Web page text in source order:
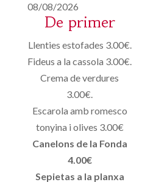
08/08/2026
De primer
Llenties estofades 3.00€.
Fideus a la cassola 3.00€.
Crema de verdures
3.00€.
Escarola amb romesco
tonyina i olives 3.00€
Canelons de la Fonda
4.00€
Sepietas a la planxa